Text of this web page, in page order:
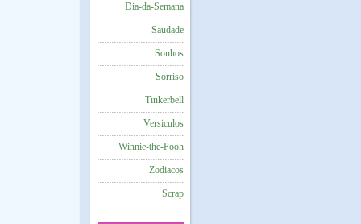
Dia-da-Semana
Saudade
Sonhos
Sorriso
Tinkerbell
Versiculos
Winnie-the-Pooh
Zodiacos
Scrap